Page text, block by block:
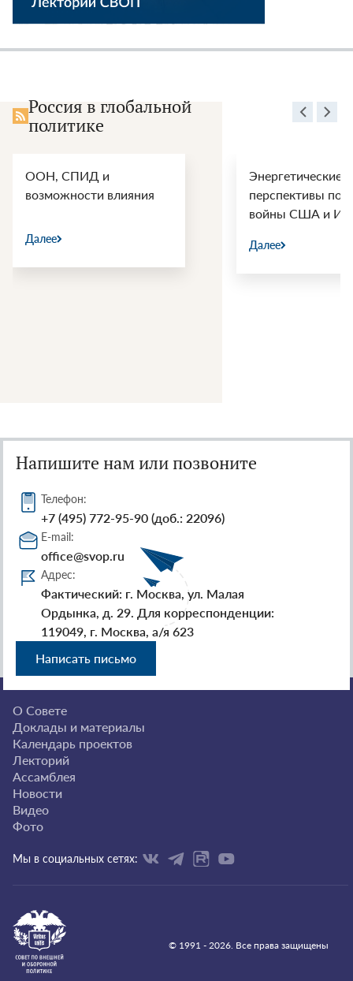
Россия в глобальной
политике
ООН, СПИД и
возможности влияния
Далее
Энергетические
перспективы
войны США и
Далее
Напишите нам или позвоните
Телефон:
+7 (495) 772-95-90 (доб.: 22096)
E-mail:
office@svop.ru
Адрес:
Фактический: г. Москва, ул. Малая
Ордынка, д. 29. Для корреспонденции:
119049, г. Москва, а/я 623
Написать письмо
О Совете
Доклады и материалы
Календарь проектов
Лекторий
Ассамблея
Новости
Видео
Фото
© 1991 - 2026. Все права защищены
Мы в социальных сетях: